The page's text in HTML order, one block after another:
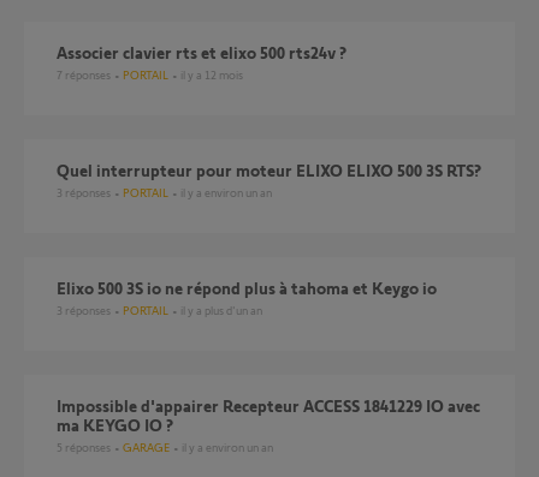
associer clavier rts et elixo 500 rts24v ?
7 réponses PORTAIL il y a 12 mois
quel interrupteur pour moteur ELIXO ELIXO 500 3S RTS?
3 réponses PORTAIL il y a environ un an
elixo 500 3S io ne répond plus à tahoma et Keygo io
3 réponses PORTAIL il y a plus d'un an
Impossible d'appairer Recepteur ACCESS 1841229 IO avec
ma KEYGO IO ?
5 réponses GARAGE il y a environ un an